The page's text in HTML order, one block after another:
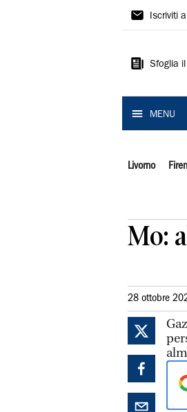
Il
Iscriviti
Sfoglia
MENU
Livorno
Mo:
28 ottobre